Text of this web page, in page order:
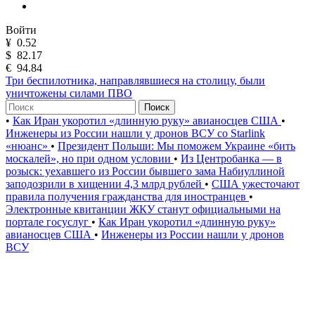
Войти
¥ 0.52
$ 82.17
€ 94.84
Три беспилотника, направлявшиеся на столицу, были
уничтожены силами ПВО
Поиск
• Как Иран укоротил «длинную руку» авианосцев США •
Инженеры из России нашли у дронов ВСУ со Starlink
«нюанс» • Президент Польши: Мы поможем Украине «бить
москалей», но при одном условии • Из Центробанка — в
розыск: уехавшего из России бывшего зама Набиуллиной
заподозрили в хищении 4,3 млрд рублей • США ужесточают
правила получения гражданства для иностранцев •
Электронные квитанции ЖКУ станут официальными на
портале госуслуг • Как Иран укоротил «длинную руку»
авианосцев США • Инженеры из России нашли у дронов
ВСУ